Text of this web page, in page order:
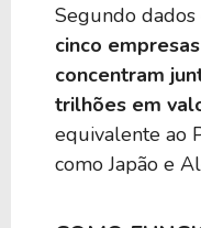
BAC
COST
AMAT
Segundo
cinco
concentram
trilhões em
equivalente ao
como Japão e